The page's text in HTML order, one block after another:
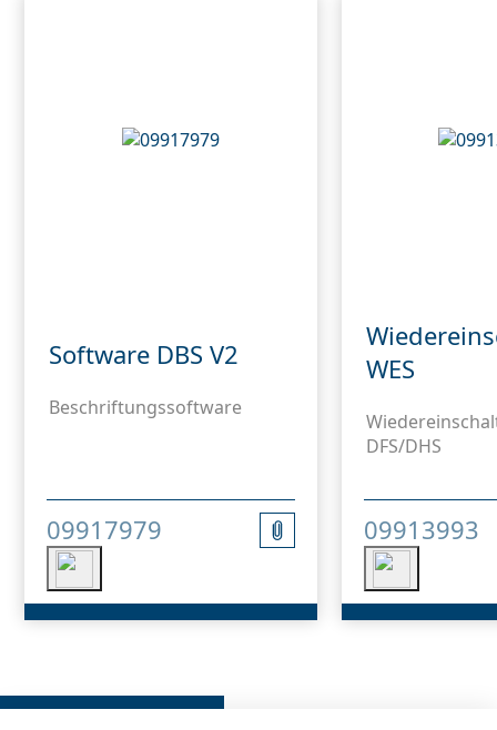
Software DBS V2
Beschriftungssoftware
09917979
WES
DFS/DHS
09913993